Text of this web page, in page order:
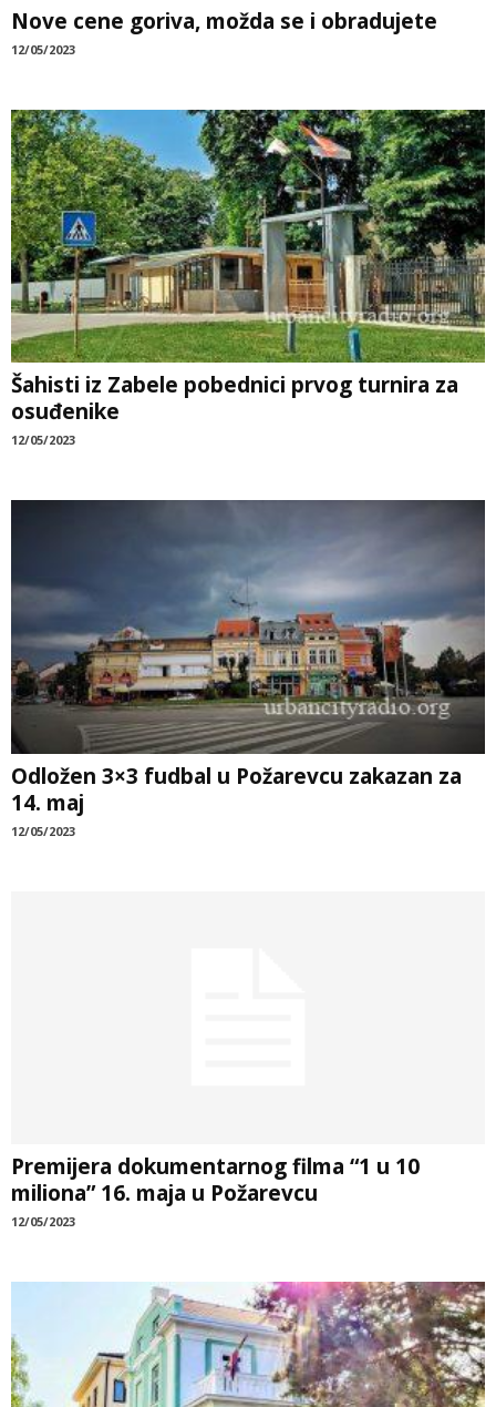
Nove cene goriva, možda se i obradujete
12/05/2023
Šahisti iz Zabele pobednici prvog turnira za
osuđenike
12/05/2023
Odložen 3×3 fudbal u Požarevcu zakazan za
14. maj
12/05/2023
Premijera dokumentarnog filma “1 u 10
miliona” 16. maja u Požarevcu
12/05/2023